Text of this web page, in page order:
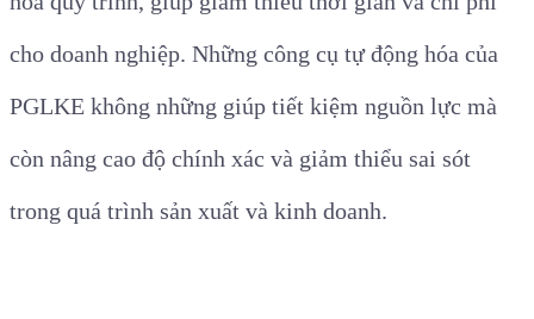
cho doanh nghiệp. Những công cụ tự động hóa của
PGLKE không những giúp tiết kiệm nguồn lực mà
còn nâng cao độ chính xác và giảm thiểu sai sót
trong quá trình sản xuất và kinh doanh.